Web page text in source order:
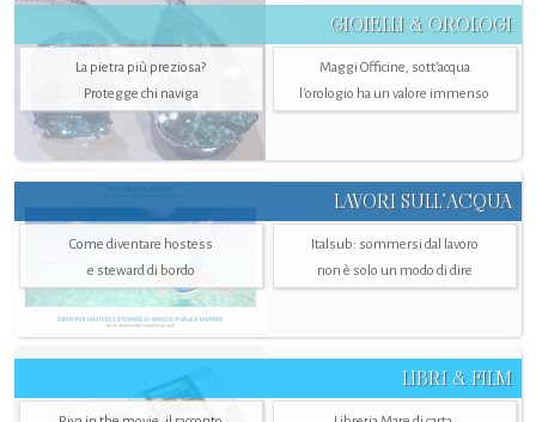
GIOIELLI & OROLOGI
La pietra più preziosa?
Protegge chi naviga
Maggi Officine, sott’acqua
l'orologio ha un valore immenso
LAVORI SULL’ACQUA
Come diventare hostess
e steward di bordo
Italsub: sommersi dal lavoro
non è solo un modo di dire
LIBRI & FILM